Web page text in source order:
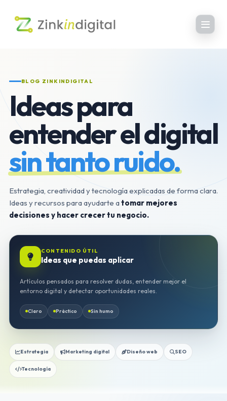
BLOG ZINKINDIGITAL
Ideas para
entender el digital
sin tanto ruido.
Estrategia, creatividad y tecnología explicadas de forma clara.
Ideas y recursos para ayudarte atomar mejores
decisiones y hacer crecer tu negocio.
CONTENIDO ÚTIL
Ideas que puedas aplicar
Artículos pensados para resolver dudas, entender mejor el
entorno digital y detectar oportunidades reales.
Claro Práctico Sin humo
Estrategia Marketing digital Diseño web SEO
Tecnología